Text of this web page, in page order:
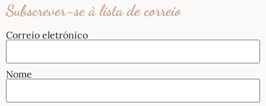
Subscrever-se à lista de correio
Correio eletrónico
Nome